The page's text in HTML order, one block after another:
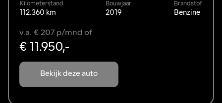
Kilometerstand
112.360 km
Bouwjaar
2019
Brandstof
Benzine
Bekijk deze auto
v.a. € 207 p/mnd of
€ 11.950,-